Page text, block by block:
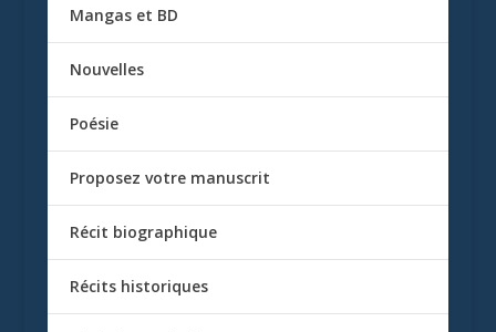
Mangas et BD
Nouvelles
Poésie
Proposez votre manuscrit
Récit biographique
Récits historiques